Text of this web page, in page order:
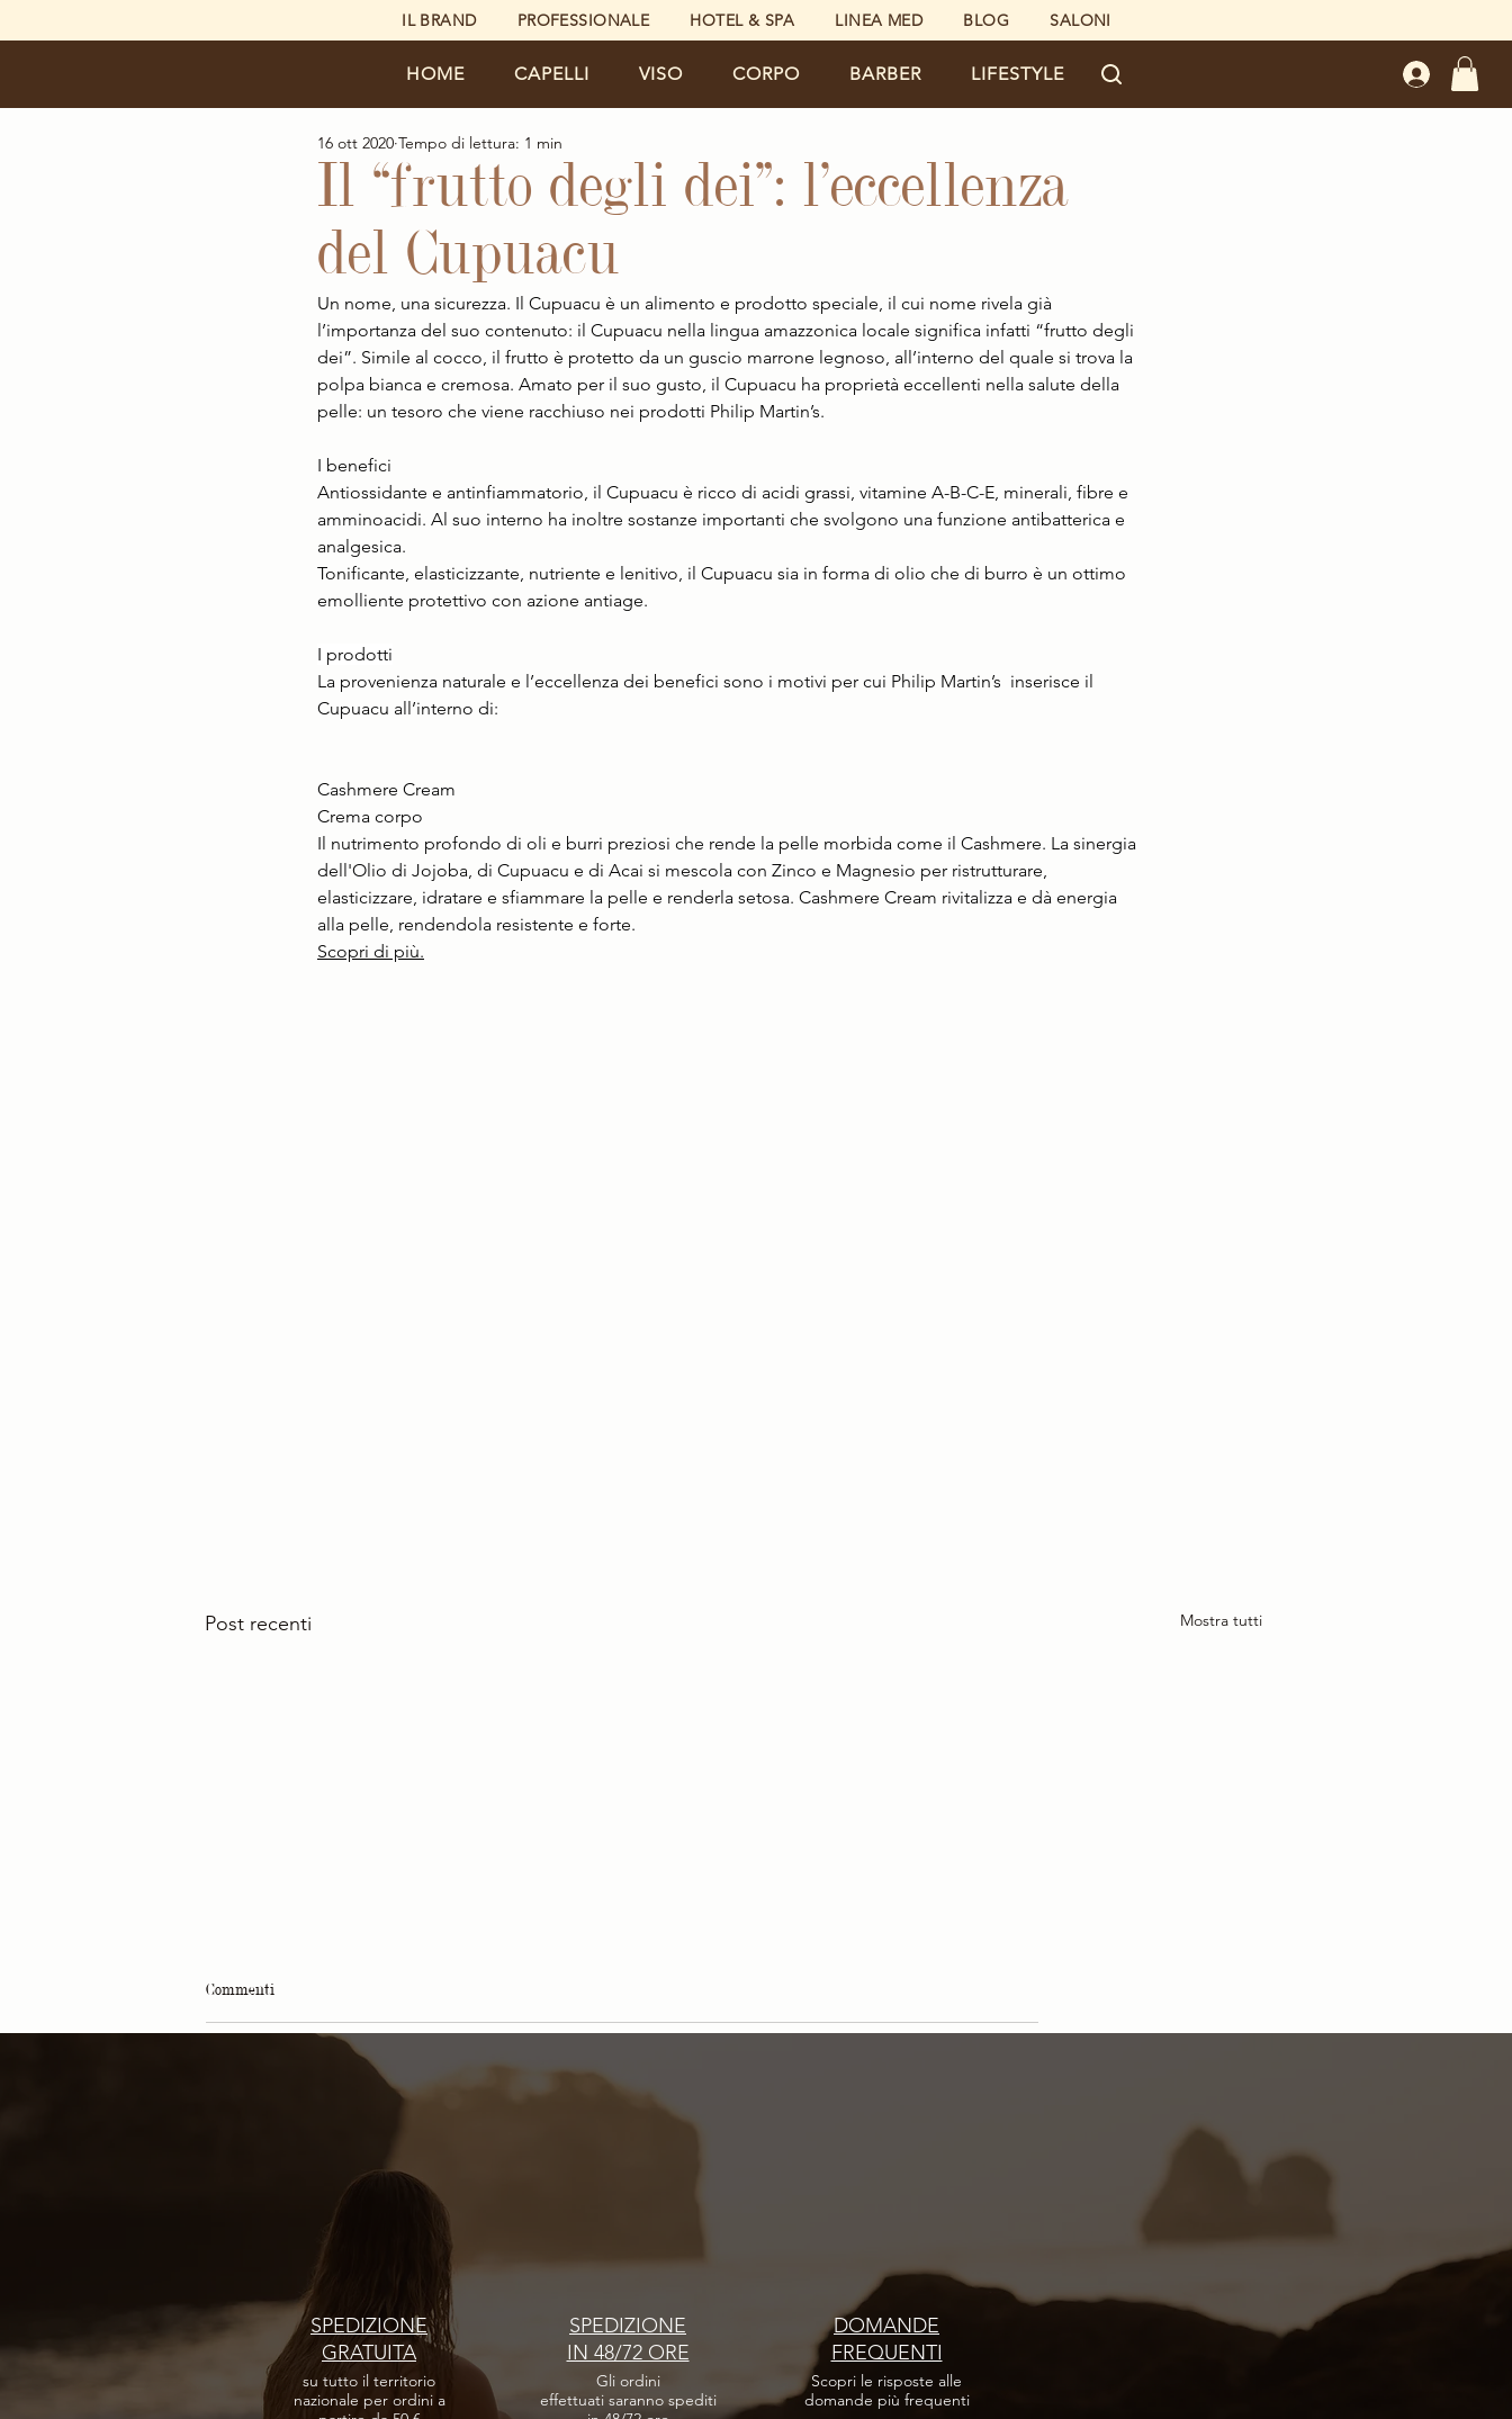
IL BRAND PROFESSIONALE HOTEL & SPA LINEA MED BLOG SALONI
HOME CAPELLI VISO CORPO BARBER LIFESTYLE
Il “frutto degli dei”: l’eccellenza
del Cupuacu
16 ott 2020 Tempo di lettura: 1 min
Un nome, una sicurezza. Il Cupuacu è un alimento e prodotto speciale, il cui nome rivela già
l’importanza del suo contenuto: il Cupuacu nella lingua amazzonica locale significa infatti “frutto degli
dei”. Simile al cocco, il frutto è protetto da un guscio marrone legnoso, all’interno del quale si trova la
polpa bianca e cremosa. Amato per il suo gusto, il Cupuacu ha proprietà eccellenti nella salute della
pelle: un tesoro che viene racchiuso nei prodotti Philip Martin’s.
I benefici
Antiossidante e antinfiammatorio, il Cupuacu è ricco di acidi grassi, vitamine A-B-C-E, minerali, fibre e
amminoacidi. Al suo interno ha inoltre sostanze importanti che svolgono una funzione antibatterica e
analgesica.
Tonificante, elasticizzante, nutriente e lenitivo, il Cupuacu sia in forma di olio che di burro è un ottimo
emolliente protettivo con azione antiage.
I prodotti
La provenienza naturale e l’eccellenza dei benefici sono i motivi per cui Philip Martin’s  inserisce il
Cupuacu all’interno di:
Cashmere Cream
Crema corpo
Il nutrimento profondo di oli e burri preziosi che rende la pelle morbida come il Cashmere. La sinergia
dell'Olio di Jojoba, di Cupuacu e di Acai si mescola con Zinco e Magnesio per ristrutturare,
elasticizzare, idratare e sfiammare la pelle e renderla setosa. Cashmere Cream rivitalizza e dà energia
alla pelle, rendendola resistente e forte.
Scopri di più.
Post recenti Mostra tutti
Commenti
Scrivi un commento...
SPEDIZIONE
GRATUITA
su tutto il territorio
nazionale per ordini a
SPEDIZIONE
IN 48/72 ORE
Gli ordini
effettuati saranno spediti
DOMANDE
FREQUENTI
Scopri le risposte alle
domande più frequenti